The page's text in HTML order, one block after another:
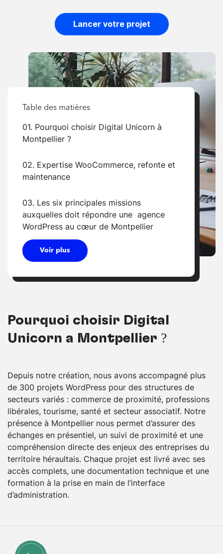
Lancer votre projet
Table des matières
01. Pourquoi choisir Digital Unicorn à
Montpellier ?
02. Expertise WooCommerce, refonte et
maintenance
03. Les six principales missions
auxquelles doit répondre une agence
WordPress au cœur de Montpellier
Voir plus
Pourquoi choisir Digital
Unicorn à Montpellier ?
Depuis notre création, nous avons accompagné plus
de 300 projets WordPress pour des structures de
secteurs variés : commerce de proximité, professions
libérales, tourisme, santé et secteur associatif. Notre
présence à Montpellier nous permet d’assurer des
échanges en présentiel, un suivi de proximité et une
compréhension directe des enjeux des entreprises du
territoire héraultais. Chaque projet est livré avec ses
accès complets, une documentation technique et une
formation à la prise en main de l’interface
d’administration.